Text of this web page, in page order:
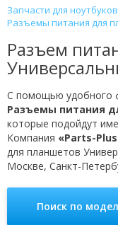
Запчасти для ноутбуков
Разъемы питания для
Разъем
С помощью удобного
Разъемы питания
которые подойдут
Компания «Parts-
для планшетов
Москве, Санкт-
Поиск по